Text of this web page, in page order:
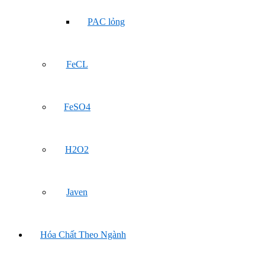
PAC lỏng
FeCL
FeSO4
H2O2
Javen
Hóa Chất Theo Ngành